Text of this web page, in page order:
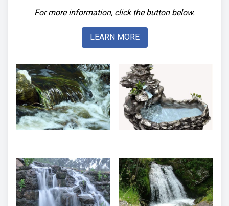
For more information, click the button below.
LEARN MORE